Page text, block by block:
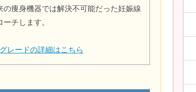
痩身機器では解決不可能だった妊娠線
チします。
レードの詳細はこちら